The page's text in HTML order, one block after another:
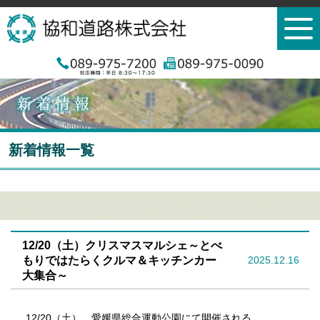
新着情報一覧
12/20（土）クリスマスマルシェ～とべ
もりではたらくクルマ＆キッチンカー
大集合～
2025.12.16